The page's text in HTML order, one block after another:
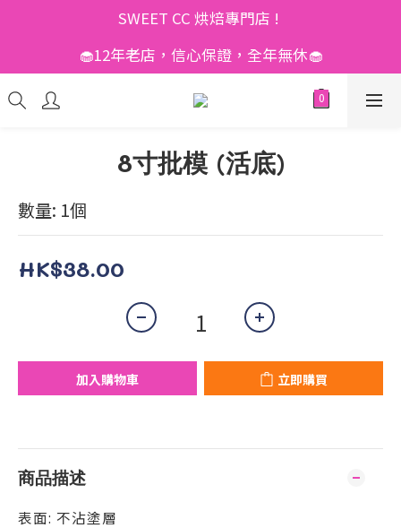
SWEET CC 烘焙專門店 !
🧁12年老店，信心保證，全年無休🧁
8寸批模 (活底)
數量: 1個
HK$38.00
加入購物車 立即購買
商品描述
表面: 不沾塗層